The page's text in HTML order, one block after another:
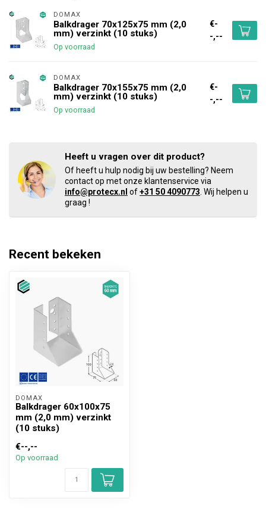
DOMAX
Balkdrager 70x125x75 mm (2,0
mm) verzinkt (10 stuks)
Op voorraad
€-
-,--
DOMAX
Balkdrager 70x155x75 mm (2,0
mm) verzinkt (10 stuks)
Op voorraad
€-
-,--
Heeft u vragen over dit product?
Of heeft u hulp nodig bij uw bestelling? Neem
contact op met onze klantenservice via
info@protecx.nl of+31 50 4090773 . Wij helpen u
graag !
Recent bekeken
DOMAX
Balkdrager 60x100x75
mm (2,0 mm) verzinkt
(10 stuks)
€--,--
Op voorraad